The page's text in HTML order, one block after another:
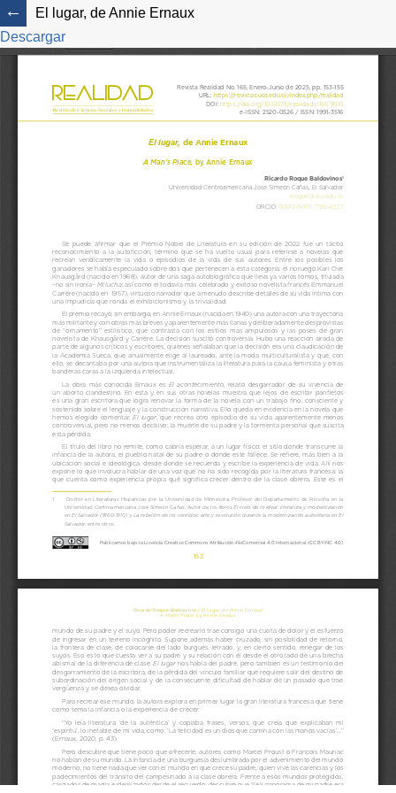
El lugar, de Annie Ernaux
Descargar